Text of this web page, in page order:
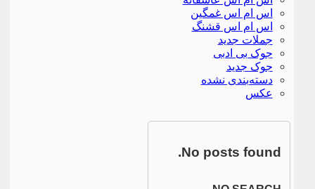
اس ام اس غمگین
اس ام اس قشنگ
جملات جدید
جوک بی ادبی
جوک جدید
دسته‌بندی نشده
عکس
No posts found.